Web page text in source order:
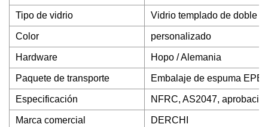
Tipo de vidrio Vidrio templado de doble
Color personalizado
Hardware Hopo / Alemania
Paquete de transporte Embalaje de espuma EPE
Especificación NFRC, AS2047,
Marca comercial DERCHI